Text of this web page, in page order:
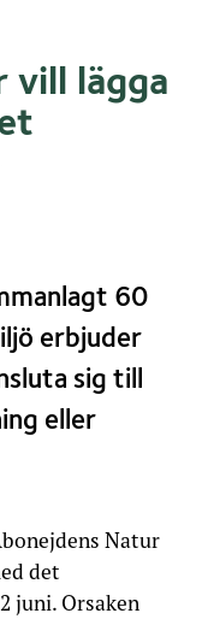
vill lägga
60
erbjuder
sig till
eller
Natur
det
juni. Orsaken